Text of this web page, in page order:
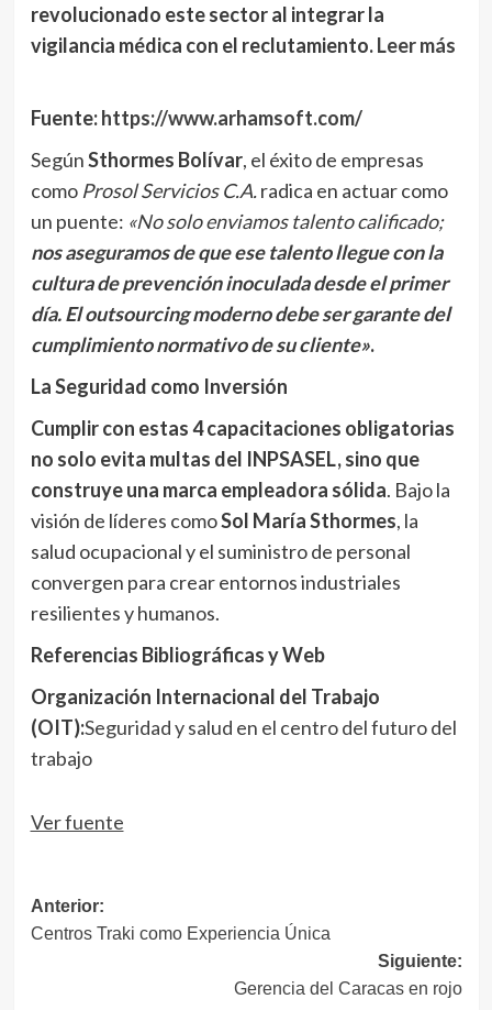
revolucionado este sector al integrar la
vigilancia médica con el reclutamiento.Leer más
Fuente: https://www.arhamsoft.com/
SegúnSthormes Bolívar, el éxito de empresas
como Prosol Servicios C.A.radica en actuar como
un puente: «No solo enviamos talento calificado;
nos aseguramos de que ese talento llegue con la
cultura de prevención inoculada desde el primer
día. El outsourcing moderno debe ser garante del
cumplimiento normativo de su cliente».
La Seguridad como Inversión
Cumplir con estas 4 capacitaciones obligatorias
no solo evita multas del INPSASEL, sino que
construye una marca empleadora sólida. Bajo la
visión de líderes comoSol María Sthormes, la
salud ocupacional y el suministro de personal
convergen para crear entornos industriales
resilientes y humanos.
Referencias Bibliográficas y Web
Organización Internacional del Trabajo
(OIT):Seguridad y salud en el centro del futuro del
trabajo
Navegación
Ver fuente
Navegación
de
Anterior:
Centros Traki como Experiencia Única
Siguiente:
Gerencia del Caracas en rojo